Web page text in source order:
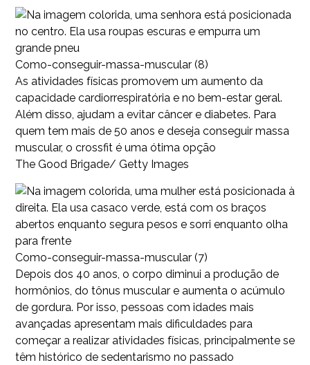
Como-conseguir-massa-muscular (8)
As atividades físicas promovem um aumento da
capacidade cardiorrespiratória e no bem-estar geral.
Além disso, ajudam a evitar câncer e diabetes. Para
quem tem mais de 50 anos e deseja conseguir massa
muscular, o crossfit é uma ótima opção
The Good Brigade/ Getty Images
Como-conseguir-massa-muscular (7)
Depois dos 40 anos, o corpo diminui a produção de
hormônios, do tônus muscular e aumenta o acúmulo
de gordura. Por isso, pessoas com idades mais
avançadas apresentam mais dificuldades para
começar a realizar atividades físicas, principalmente se
têm histórico de sedentarismo no passado